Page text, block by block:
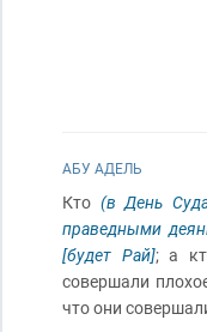
АБУ АДЕЛЬ
Кто (в День
праведными
[будет Рай]; а
совершали
что они